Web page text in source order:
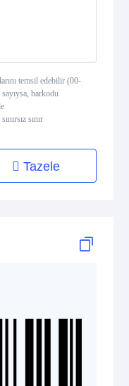
temsil edebilir (00-
barkodu
sınır
Tazele